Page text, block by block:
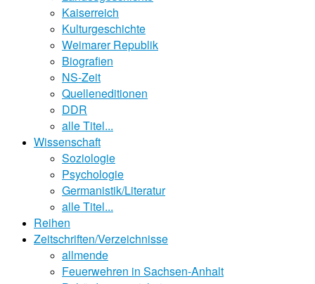
Kaiserreich
Kulturgeschichte
Weimarer Republik
Biografien
NS-Zeit
Quelleneditionen
DDR
alle Titel...
Wissenschaft
Soziologie
Psychologie
Germanistik/Literatur
alle Titel...
Reihen
Zeitschriften/Verzeichnisse
allmende
Feuerwehren in Sachsen-Anhalt